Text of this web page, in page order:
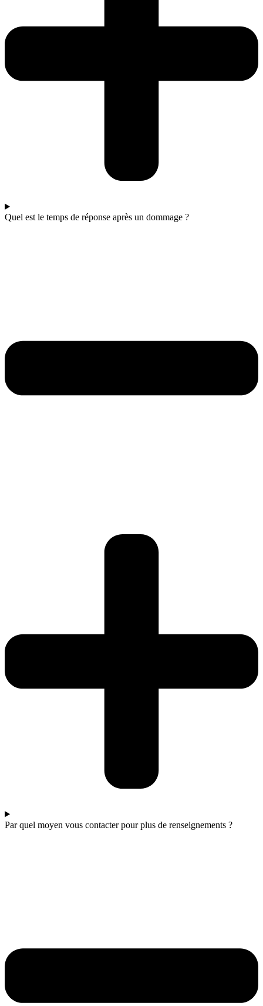
Quel est le temps de réponse après un dommage ?
Par quel moyen vous contacter pour plus de renseignements ?